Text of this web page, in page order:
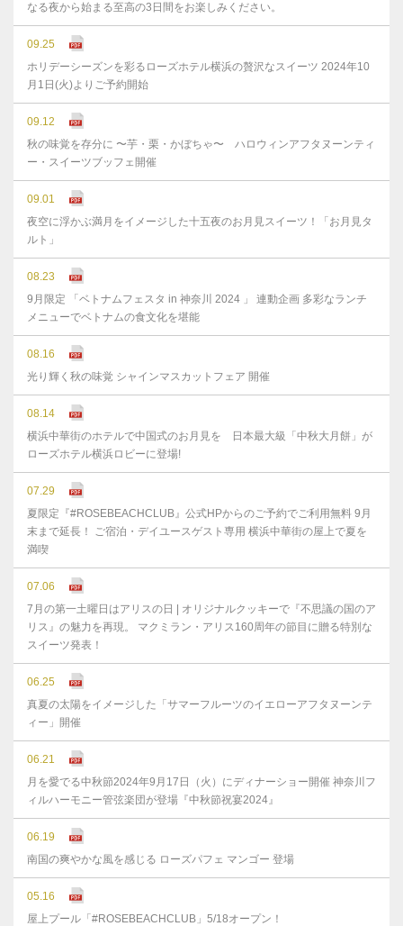
なる夜から始まる至高の3日間をお楽しみください。
09.25
ホリデーシーズンを彩るローズホテル横浜の贅沢なスイーツ 2024年10
月1日(火)よりご予約開始
09.12
秋の味覚を存分に 〜芋・栗・かぼちゃ〜 ハロウィンアフタヌーンティ
ー・スイーツブッフェ開催
09.01
夜空に浮かぶ満月をイメージした十五夜のお月見スイーツ！「お月見タ
ルト」
08.23
9月限定 「ベトナムフェスタ in 神奈川 2024 」 連動企画 多彩なランチ
メニューでベトナムの食文化を堪能
08.16
光り輝く秋の味覚 シャインマスカットフェア 開催
08.14
横浜中華街のホテルで中国式のお月見を 日本最大級「中秋大月餅」が
ローズホテル横浜ロビーに登場!
07.29
夏限定『#ROSEBEACHCLUB』公式HPからのご予約でご利用無料 9月
末まで延⻑！ ご宿泊・デイユースゲスト専用 横浜中華街の屋上で夏を
満喫
07.06
7月の第一土曜日はアリスの日 | オリジナルクッキーで『不思議の国のア
リス』の魅力を再現。 マクミラン・アリス160周年の節目に贈る特別な
スイーツ発表！
06.25
真夏の太陽をイメージした「サマーフルーツのイエローアフタヌーンテ
ィー」開催
06.21
月を愛でる中秋節2024年9月17日（火）にディナーショー開催 神奈川フ
ィルハーモニー管弦楽団が登場『中秋節祝宴2024』
06.19
南国の爽やかな風を感じる ローズパフェ マンゴー 登場
05.16
屋上プール「#ROSEBEACHCLUB」5/18オープン！